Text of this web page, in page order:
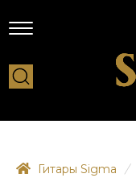
Гитары Sigma /